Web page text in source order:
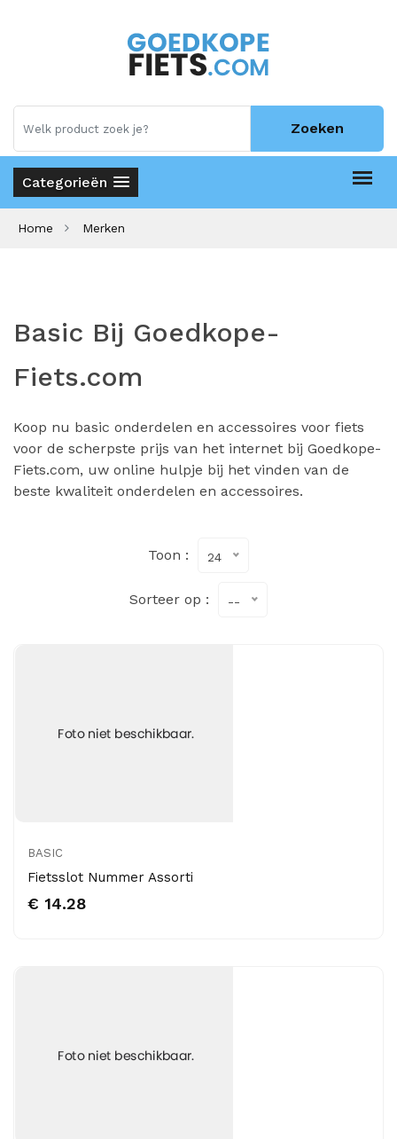
Zoeken
Categorieën
Home Merken
Basic Bij Goedkope-
Fiets.com
Koop nu basic onderdelen en accessoires voor fiets
voor de scherpste prijs van het internet bij Goedkope-
Fiets.com, uw online hulpje bij het vinden van de
beste kwaliteit onderdelen en accessoires.
Toon : 24
Sorteer op : --
BASIC
Fietsslot Nummer Assorti
€ 14.28